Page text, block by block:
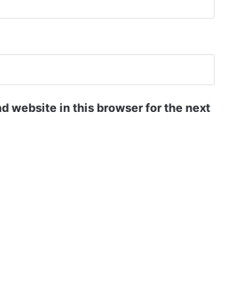
website in this browser for the next